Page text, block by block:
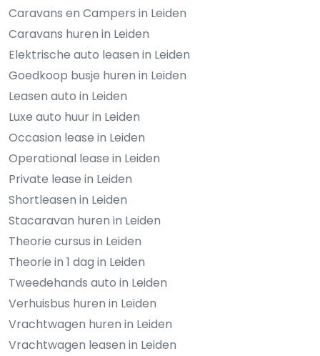
Caravans en Campers in Leiden
Caravans huren in Leiden
Elektrische auto leasen in Leiden
Goedkoop busje huren in Leiden
Leasen auto in Leiden
Luxe auto huur in Leiden
Occasion lease in Leiden
Operational lease in Leiden
Private lease in Leiden
Shortleasen in Leiden
Stacaravan huren in Leiden
Theorie cursus in Leiden
Theorie in 1 dag in Leiden
Tweedehands auto in Leiden
Verhuisbus huren in Leiden
Vrachtwagen huren in Leiden
Vrachtwagen leasen in Leiden